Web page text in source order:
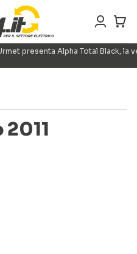
presenta Alpha Total Black,